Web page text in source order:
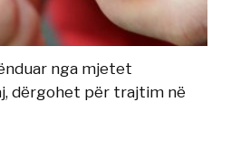
nga mjetet
dërgohet për trajtim në